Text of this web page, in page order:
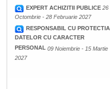
EXPERT ACHIZITII PUBLICE 26
Octombrie - 28 Februarie 2027
RESPONSABIL CU PROTECTIA
DATELOR CU CARACTER
PERSONAL 09 Noiembrie - 15 Martie
2027